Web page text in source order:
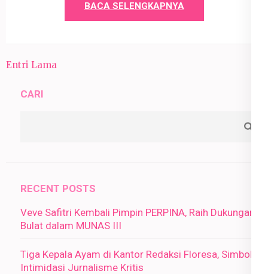
BACA SELENGKAPNYA
Entri Lama
CARI
RECENT POSTS
Veve Safitri Kembali Pimpin PERPINA, Raih Dukungan
Bulat dalam MUNAS III
Tiga Kepala Ayam di Kantor Redaksi Floresa, Simbol
Intimidasi Jurnalisme Kritis